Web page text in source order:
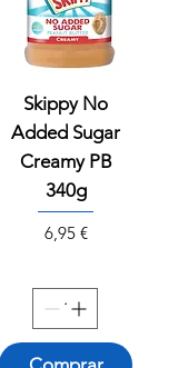
Skippy No
Added Sugar
Creamy PB
340g
Precio
6,95 €